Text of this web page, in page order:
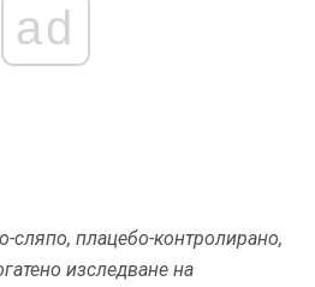
ad
сляпо, плацебо-контролирано,
изследване на